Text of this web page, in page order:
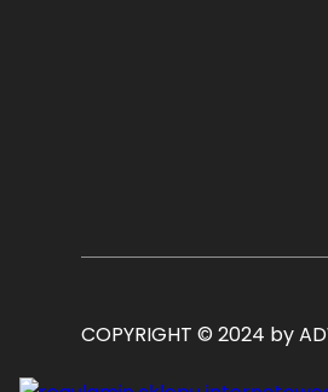
COPYRIGHT © 2024 by